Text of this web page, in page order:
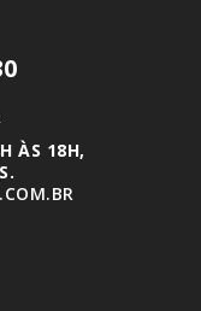
ÀS 18H,